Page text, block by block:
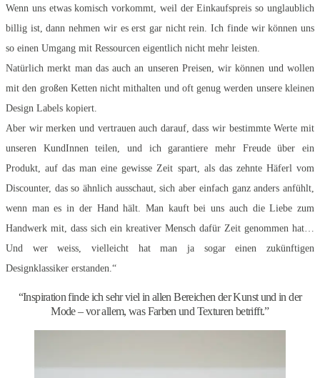
Wenn uns etwas komisch vorkommt, weil der Einkaufspreis so unglaublich
billig ist, dann nehmen wir es erst gar nicht rein. Ich finde wir können uns
so einen Umgang mit Ressourcen eigentlich nicht mehr leisten.
Natürlich merkt man das auch an unseren Preisen, wir können und wollen
mit den großen Ketten nicht mithalten und oft genug werden unsere kleinen
Design Labels kopiert.
Aber wir merken und vertrauen auch darauf, dass wir bestimmte Werte mit
unseren KundInnen teilen, und ich garantiere mehr Freude über ein
Produkt, auf das man eine gewisse Zeit spart, als das zehnte Häferl vom
Discounter, das so ähnlich ausschaut, sich aber einfach ganz anders anfühlt,
wenn man es in der Hand hält. Man kauft bei uns auch die Liebe zum
Handwerk mit, dass sich ein kreativer Mensch dafür Zeit genommen hat…
Und wer weiss, vielleicht hat man ja sogar einen zukünftigen
Designklassiker erstanden.“
“Inspiration finde ich sehr viel in allen Bereichen der Kunst und in der
Mode – vor allem, was Farben und Texturen betrifft.”